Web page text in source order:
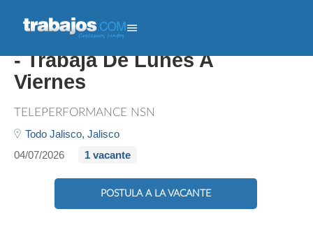
Agente Call Center Bilingüe
- Trabaja De Lunes A
Viernes
TELEPERFORMANCE NSN
Todo Jalisco, Jalisco
04/07/2026
1 vacante
POSTULA A LA VACANTE